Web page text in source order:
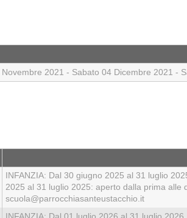
2021 - Sabato 04 Dicembre 2021 -
INFANZIA: Dal 30 giugno 2025 al 31 luglio
2025 al 31 luglio 2025: aperto dalla prima alle
scuola@parrocchiasanteustacchio.it